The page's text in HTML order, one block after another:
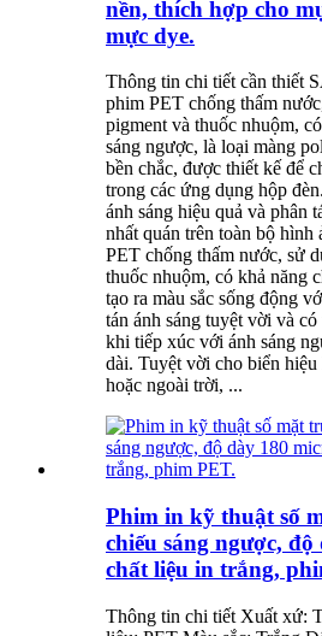
nền, thích hợp cho
mực dye.
Thông tin chi tiết cần thiết
phim PET chống thấm
pigment và thuốc nhuộm,
sáng ngược, là loại màng
bền chắc, được thiết kế để
trong các ứng dụng hộp
ánh sáng hiệu quả và phân
nhất quán trên toàn bộ hình
PET chống thấm nước, sử
thuốc nhuộm, có khả năng
tạo ra màu sắc sống động
tán ánh sáng tuyệt vời và
khi tiếp xúc với ánh sáng
dài. Tuyệt vời cho biển hiệu
hoặc ngoài trời, ...
Phim in kỹ thuật số
chiếu sáng ngược,
chất liệu in trắng,
Thông tin chi tiết Xuất xứ: